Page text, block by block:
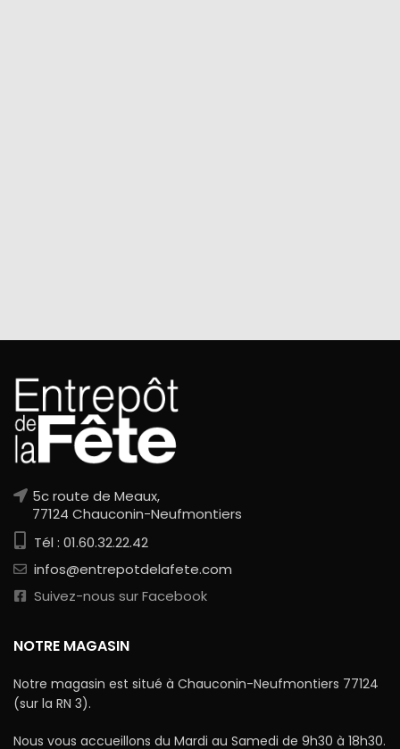
5c route de Meaux,
77124 Chauconin-Neufmontiers
Tél : 01.60.32.22.42
infos@entrepotdelafete.com
Suivez-nous sur Facebook
NOTRE MAGASIN
Notre magasin est situé à Chauconin-Neufmontiers 77124
(sur la RN 3).
Nous vous accueillons du Mardi au Samedi de 9h30 à 18h30.